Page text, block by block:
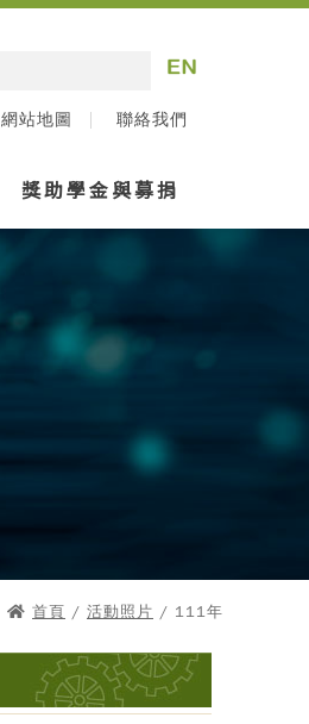
網站地圖 聯絡我們
獎助學金與募捐
首頁 / 活動照片 / 111年